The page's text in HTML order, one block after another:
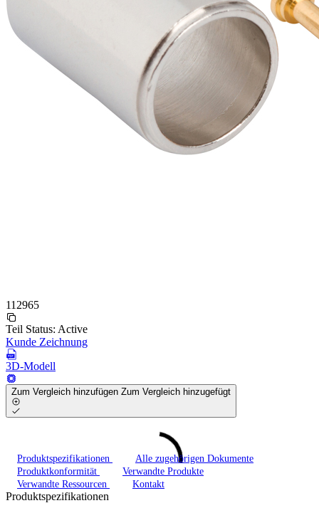
112965
Teil Status: Active
Kunde Zeichnung
3D-Modell
Zum Vergleich hinzufügen Zum Vergleich hinzugefügt
Produktspezifikationen
Alle zugehörigen Dokumente
Produktkonformität
Verwandte Produkte
Verwandte Ressourcen
Kontakt
Produktspezifikationen